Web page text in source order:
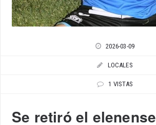
2026-03-09
LOCALES
1 VISTAS
Se retiró el elenense